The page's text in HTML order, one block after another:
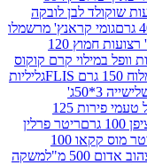
לובקה
מרשמלו
גומי קראנץ' רצועות חמוץ 120
קרם קוקוס
גליליות
סניקרס שלישייה 3*50ג'
סקיטלס GIANTS סוכריות ממולאות בג'ל טעמי פירות 125
ריטר פרלין
ריטר מוס קקאו 100
משקה